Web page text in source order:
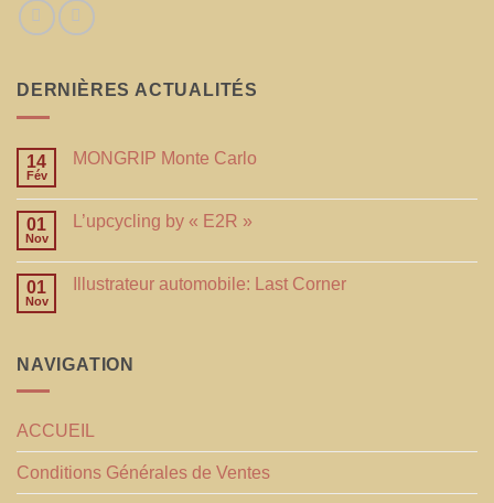
DERNIÈRES ACTUALITÉS
14
Fév
MONGRIP Monte Carlo
01
Nov
L’upcycling by « E2R »
01
Nov
Illustrateur automobile: Last Corner
NAVIGATION
ACCUEIL
Conditions Générales de Ventes